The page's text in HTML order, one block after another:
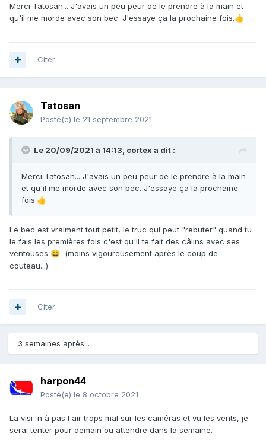
Merci Tatosan... J'avais un peu peur de le prendre à la main et
qu'il me morde avec son bec. J'essaye ça la prochaine fois.👍
Citer
Tatosan
Posté(e) le 21 septembre 2021
Le 20/09/2021 à 14:13, cortex a dit :
Merci Tatosan... J'avais un peu peur de le prendre à la main
et qu'il me morde avec son bec. J'essaye ça la prochaine
fois.👍
Le bec est vraiment tout petit, le truc qui peut "rebuter" quand tu
le fais les premières fois c'est qu'il te fait des câlins avec ses
ventouses 😄 (moins vigoureusement après le coup de
couteau...)
Citer
3 semaines après...
harpon44
Posté(e) le 8 octobre 2021
La visi n à pas l air trops mal sur les caméras et vu les vents, je
serai tenter pour demain ou attendre dans la semaine.